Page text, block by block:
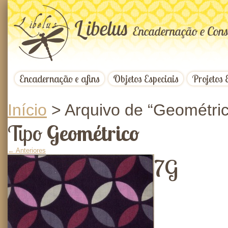
LibelusEncadernação e
Encadernação e afins Objetos Especiais Projetos
Início > Arquivo de
TipoGeométrico
← Anteriores
7G